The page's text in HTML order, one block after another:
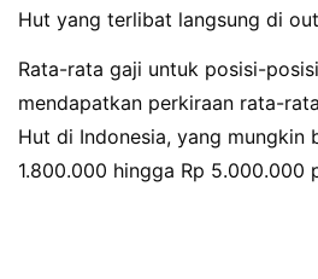
Hut yang terlibat langsung di
Rata-rata gaji untuk posisi-
mendapatkan perkiraan rata-
Hut di Indonesia, yang mungkin
1.800.000 hingga Rp 5.000.000